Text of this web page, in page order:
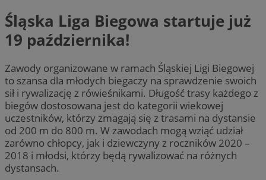
Śląska Liga Biegowa startuje już
19 października!
Zawody organizowane w ramach Śląskiej Ligi Biegowej
to szansa dla młodych biegaczy na sprawdzenie swoich
sił i rywalizację z rówieśnikami. Długość trasy każdego z
biegów dostosowana jest do kategorii wiekowej
uczestników, którzy zmagają się z trasami na dystansie
od 200 m do 800 m. W zawodach mogą wziąć udział
zarówno chłopcy, jak i dziewczyny z roczników 2020 –
2018 i młodsi, którzy będą rywalizować na różnych
dystansach.